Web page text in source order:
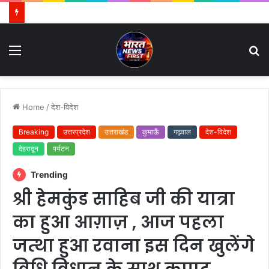
Home /देश-विदेश
Breaking उत्तरप्रदेश उत्तराखंड कुमाऊँ गढ़वाल
देश-विदेश
देहरादून
पर्यटन
Trending
श्री हेमकुंड साहिब जी की यात्रा
का हुआ आग़ाज़ , आज पहला
जत्था हुआ रवाना इस दिन खुलेंगे